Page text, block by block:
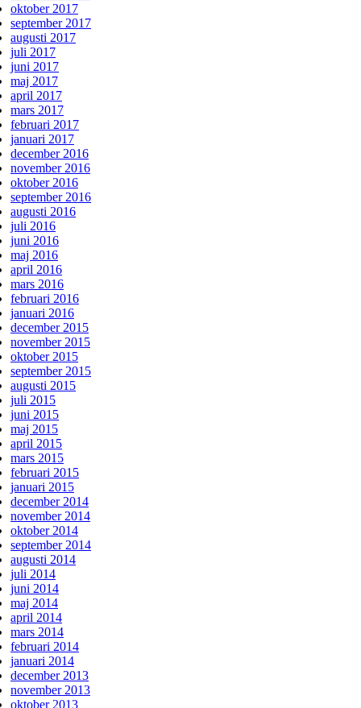
oktober 2017
september 2017
augusti 2017
juli 2017
juni 2017
maj 2017
april 2017
mars 2017
februari 2017
januari 2017
december 2016
november 2016
oktober 2016
september 2016
augusti 2016
juli 2016
juni 2016
maj 2016
april 2016
mars 2016
februari 2016
januari 2016
december 2015
november 2015
oktober 2015
september 2015
augusti 2015
juli 2015
juni 2015
maj 2015
april 2015
mars 2015
februari 2015
januari 2015
december 2014
november 2014
oktober 2014
september 2014
augusti 2014
juli 2014
juni 2014
maj 2014
april 2014
mars 2014
februari 2014
januari 2014
december 2013
november 2013
oktober 2013